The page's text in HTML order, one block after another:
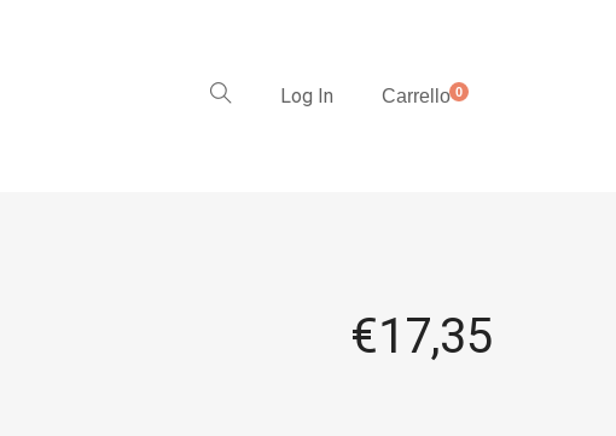
Log In Carrello0
€17,35